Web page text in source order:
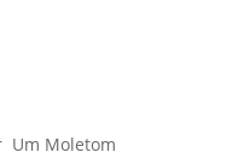
Um Moletom